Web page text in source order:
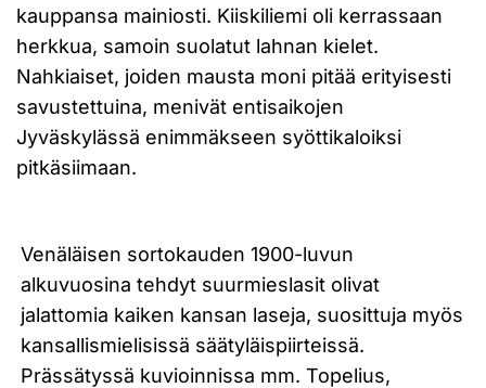
kauppansa mainiosti. Kiiskiliemi oli kerrassaan
herkkua, samoin suolatut lahnan kielet.
Nahkiaiset, joiden mausta moni pitää erityisesti
savustettuina, menivät entisaikojen
Jyväskylässä enimmäkseen syöttikaloiksi
pitkäsiimaan.
Venäläisen sortokauden 1900-luvun
alkuvuosina tehdyt suurmieslasit olivat
jalattomia kaiken kansan laseja, suosittuja myös
kansallismielisissä säätyläispiirteissä.
Prässätyssä kuvioinnissa mm. Topelius,